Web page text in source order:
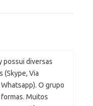
possui diversas
(Skype, Via
O grupo
Muitos